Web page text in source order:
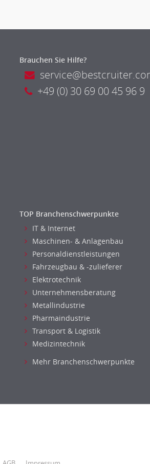
Brauchen Sie Hilfe?
+49 (0) 30 69 00 45 96 9
TOP Branchenschwerpunkte
IT & Internet
Maschinen- & Anlagenbau
Personaldienstleistungen
Fahrzeugbau & -zulieferer
Elektrotechnik
Unternehmensberatung
Metallindustrie
Pharmaindustrie
Transport & Logistik
Medizintechnik
Mehr Branchenschwerpunkte